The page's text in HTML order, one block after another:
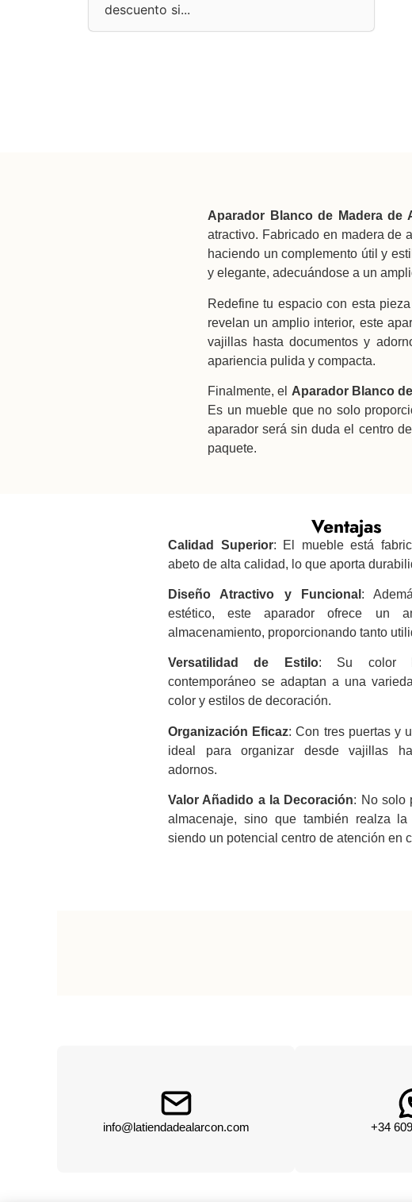
descuento si...
Aparador Blanco de Madera de
atractivo. Fabricado en madera de
haciendo un complemento útil y
y elegante, adecuándose a un
Redefine tu espacio con esta
revelan un amplio interior, este
vajillas hasta documentos y
apariencia pulida y compacta.
Finalmente, el Aparador Blanco
Es un mueble que no solo
aparador será sin duda el centro
paquete.
Ventajas
Calidad Superior: El mueble está
abeto de alta calidad, lo que aporta
Diseño Atractivo y Funcional :
estético, este aparador ofrece un
almacenamiento, proporcionando tanto
Versatilidad de Estilo: Su color
contemporáneo se adaptan a una
color y estilos de decoración.
Organización Eficaz: Con tres puertas y
ideal para organizar desde vajillas
adornos.
Valor Añadido a la Decoración: No solo
almacenaje, sino que también realza la
siendo un potencial centro de atención en
info@latiendadealarcon.com +34